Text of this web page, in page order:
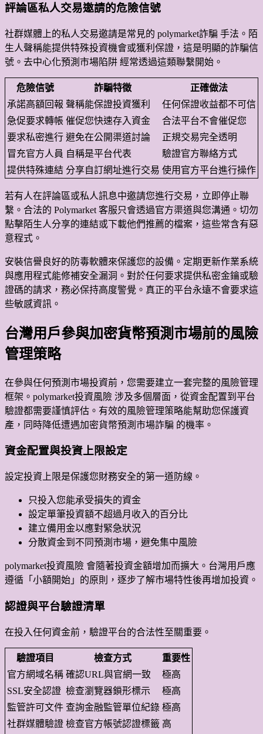
評論區私人交易邀請的危險信號
社群媒體上的私人交易邀請是常見的 polymarket詐騙 手法。陌
生人聲稱能提供特殊投資機會或獲利保證，這是明顯的詐騙信
號。去中心化預測市場陷阱 經常透過這類聯繫開始。
危險信號 詐騙特徵
正確做法
承諾高額回報 聲稱能保證投資獲利
任何保證收益都不可信
急促要求轉帳 催促您快速存入資金
合法平台不會催促您
要求私密進行 避免在公開渠道討論
正規交易完全透明
冒充官方人員 自稱是平台代表
驗證官方聯絡方式
提供特殊連結 分享自訂網址進行交易 使用官方平台進行操作
若有人在評論區或私人訊息中邀請您進行交易，立即停止聯
繫。合法的 Polymarket 客服只會透過官方渠道與您溝通。切勿
點擊陌生人分享的連結或下載他們推薦的檔案，這些常含有惡
意程式。
安裝信譽良好的防毒軟體來保護您的設備。定期更新作業系統
與應用程式能修補安全漏洞。對於任何要求提供私密金鑰或驗
證碼的請求，務必保持高度警覺。真正的平台永遠不會要求這
些敏感資訊。
台灣用戶參與加密貨幣預測市場前的風險
管理策略
在參與任何預測市場投資前，您需要建立一套完整的風險管理
框架。polymarket投資風險 涉及多個層面，從資金配置到平台
驗證都需要謹慎評估。有效的風險管理策略能幫助您保護資
產，同時降低遭遇加密貨幣預測市場詐騙 的機率。
資金配置與投資上限設定
設定投資上限是保護您財務安全的第一道防線。
只投入您能承受損失的資金
設定單筆投資額不超過月收入的百分比
建立備用金以應對緊急狀況
分散資金到不同預測市場，避免集中風險
polymarket投資風險 會隨著投資金額增加而擴大。台灣用戶應
遵循「小額開始」的原則，逐步了解市場特性後再增加投資。
認證與平台驗證清單
在投入任何資金前，驗證平台的合法性至關重要。
驗證項目 檢查方式
重要性
官方網域名稱 確認URL與官網一致
極高
SSL安全認證 檢查瀏覽器鎖形標示
極高
監管許可文件 查詢金融監管單位紀錄 極高
社群媒體驗證 檢查官方帳號認證標籤 高